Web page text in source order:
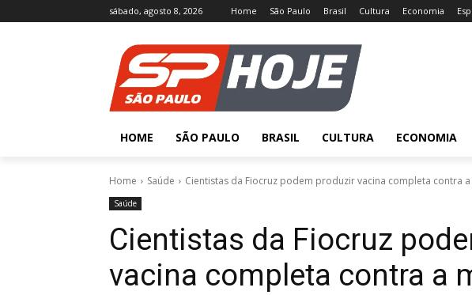
sábado, agosto 8, 2026 Home São Paulo Brasil Cultura Economia
HOME SÃO PAULO BRASIL CULTURA ECONOMIA
Home Saúde Cientistas da Fiocruz podem produzir vacina completa contra
Saúde
Cientistas da Fiocruz
vacina completa contra a